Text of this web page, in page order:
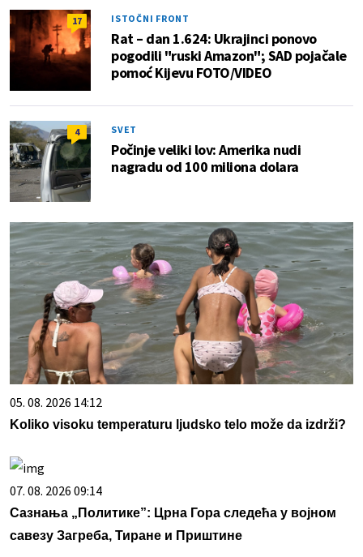
17 ISTOČNI FRONT
Rat – dan 1.624: Ukrajinci ponovo
pogodili "ruski Amazon"; SAD pojačale
pomoć Kijevu FOTO/VIDEO
4 SVET
Počinje veliki lov: Amerika nudi
nagradu od 100 miliona dolara
05. 08. 2026 14:12
Koliko visoku temperaturu ljudsko telo može da izdrži?
07. 08. 2026 09:14
Сазнања „Политике”: Црна Гора следећа у војном
савезу Загреба, Тиране и Приштине